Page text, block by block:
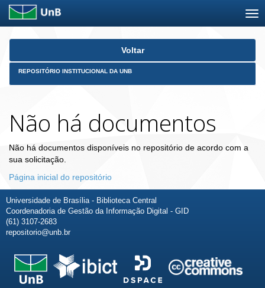
Skip
Voltar
REPOSITÓRIO INSTITUCIONAL DA UNB
Não há documentos
Não há documentos disponíveis no repositório de acordo com a
sua solicitação.
Página inicial do repositório
Universidade de Brasília - Biblioteca Central
Coordenadoria de Gestão da Informação Digital - GID
(61) 3107-2683
repositorio@unb.br